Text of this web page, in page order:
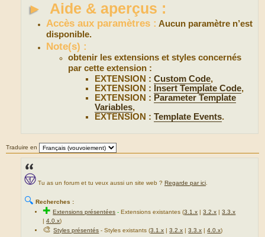
► Aide & aperçus :
Accès aux paramètres : Aucun paramètre n’est
disponible.
Note(s) :
obtenir les extensions et styles concernés
par cette extension :
EXTENSION : Custom Code,
EXTENSION :
Insert Template Code,
EXTENSION : Parameter Template
Variables,
EXTENSION : Template Events.
Traduire en
Tu as un forum et tu veux aussi un site web ? Regarde par ici.
🔍 Recherches :
✚Extensions présentées -Extensions existantes (3.1.x |3.2.x |3.3.x
|4.0.x)
🎨Styles présentés - Styles existants (3.1.x |3.2.x |3.3.x |4.0.x)